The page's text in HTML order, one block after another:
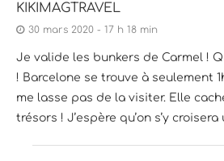
KIKIMAGTRAVEL
30 mars 2020 - 17 h 18 min
Je valide les bunkers de Carmel !
! Barcelone se trouve à seulement
me lasse pas de la visiter. Elle
trésors ! J’espère qu’on s’y croisera